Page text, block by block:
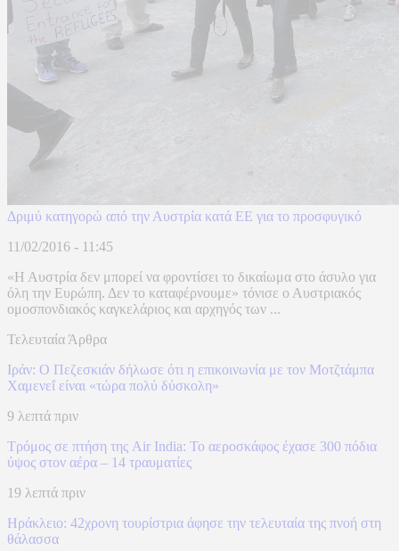
Δριμύ κατηγορώ από την Αυστρία κατά ΕΕ για το προσφυγικό
11/02/2016 - 11:45
«Η Αυστρία δεν μπορεί να φροντίσει το δικαίωμα στο άσυλο για
όλη την Ευρώπη. Δεν το καταφέρνουμε» τόνισε ο Αυστριακός
ομοσπονδιακός καγκελάριος και αρχηγός των ...
Τελευταία Άρθρα
Ιράν: Ο Πεζεσκιάν δήλωσε ότι η επικοινωνία με τον Μοτζτάμπα
Χαμενεΐ είναι «τώρα πολύ δύσκολη»
9 λεπτά πριν
Τρόμος σε πτήση της Air India: Το αεροσκάφος έχασε 300 πόδια
ύψος στον αέρα – 14 τραυματίες
19 λεπτά πριν
Ηράκλειο: 42χρονη τουρίστρια άφησε την τελευταία της πνοή στη
θάλασσα